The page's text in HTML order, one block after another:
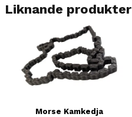
Liknande produkter
Morse Kamkedja